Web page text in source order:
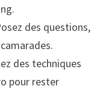
des questions,
des techniques
pour rester